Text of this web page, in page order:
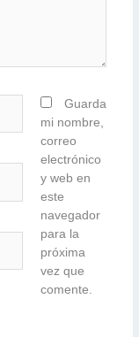
Guarda
mi nombre,
correo
electrónico
y web en
este
navegador
para la
próxima
vez que
comente.